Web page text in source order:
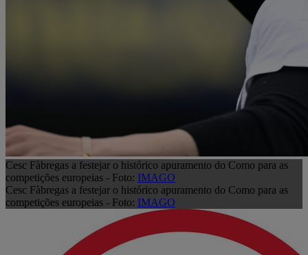
Cesc Fàbregas a festejar o histórico apuramento do Como para as
competições europeias - Foto: IMAGO
Cesc Fàbregas a festejar o histórico apuramento do Como para as
competições europeias - Foto: IMAGO